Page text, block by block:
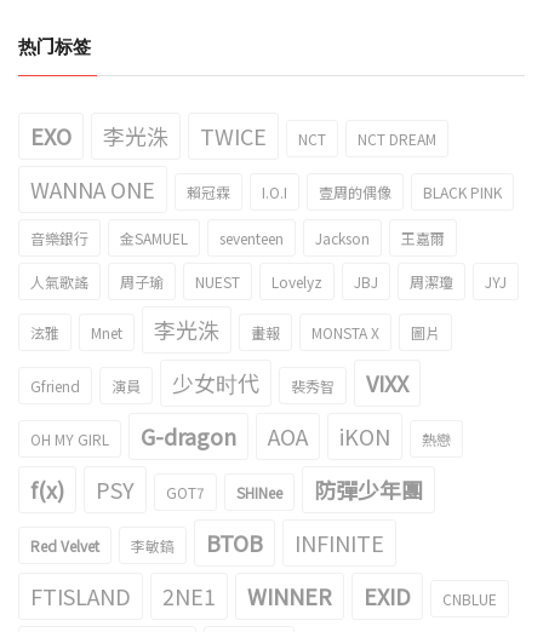
热门标签
EXO 李光洙 TWICE NCT NCT DREAM
WANNA ONE 賴冠霖 I.O.I 壹周的偶像 BLACK PINK
音樂銀行 金SAMUEL seventeen Jackson 王嘉爾
人氣歌謠 周子瑜 NUEST Lovelyz JBJ 周潔瓊 JYJ
泫雅 Mnet 李光洙 畫報 MONSTA X 圖片
Gfriend 演員 少女时代 裴秀智 VIXX
OH MY GIRL G-dragon AOA iKON 熱戀
f(x) PSY GOT7 SHINee 防彈少年團
Red Velvet 李敏鎬 BTOB
INFINITE
FTISLAND
2NE1 WINNER EXID CNBLUE